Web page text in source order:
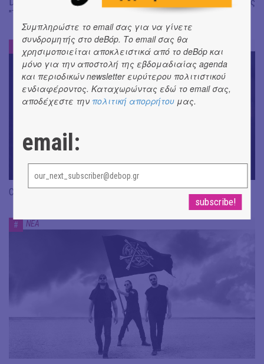
"The Birthday Party"
ΝΕΑ
CRACK THE MIRROR - Art of Dreaming | Νέα κυκλοφορία
# ΝΕΑ
Συμπληρώστε το email σας για να γίνετε
συνδρομητής στο deBόp. Το email σας θα
χρησιμοποιείται αποκλειστικά από το deBόp και
μόνο για την αποστολή της εβδομαδιαίας agenda
και περιοδικών newsletter ευρύτερου πολιτιστικού
ενδιαφέροντος. Καταχωρώντας εδώ το email σας,
αποδέχεστε την πολιτική απορρήτου μας.
email: